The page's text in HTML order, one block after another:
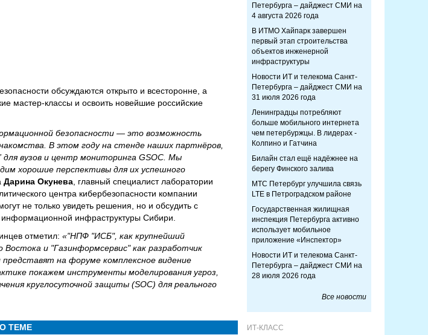
обсуждаются открыто и всесторонне, а
мастер-классы и освоить новейшие российские
безопасности — это возможность
В этом году на стенде наших партнёров,
вузов и центр мониторинга GSOC. Мы
хорошие перспективы для их успешного
Дарина Окунева , главный специалист лаборатории
центра кибербезопасности компании
не только увидеть решения, но и обсудить с
инфраструктуры Сибири.
отметил: «"НПФ "ИСБ", как крупнейший
и "Газинформсервис" как разработчик
на форуме комплексное видение
покажем инструменты моделирования угроз,
круглосуточной защиты (SOC) для реального
ТЕМЕ
Петербурга – дайджест СМИ на
4 августа 2026 года
В ИТМО Хайпарк завершен
первый этап строительства
объектов инженерной
инфраструктуры
Новости ИТ и телекома Санкт-
Петербурга – дайджест СМИ на
31 июля 2026 года
Ленинградцы потребляют
больше мобильного интернета
чем петербуржцы. В лидерах -
Колпино и Гатчина
Билайн стал ещё надёжнее на
берегу Финского залива
МТС Петербург улучшила связь
LTE в Петроградском районе
Государственная жилищная
инспекция Петербурга активно
использует мобильное
приложение «Инспектор»
Новости ИТ и телекома Санкт-
Петербурга – дайджест СМИ на
28 июля 2026 года
Все новости
ИТ-КЛАСС